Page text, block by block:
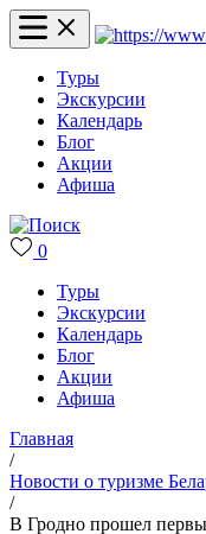
Туры
Экскурсии
Календарь
Блог
Акции
Афиша
0
Туры
Экскурсии
Календарь
Блог
Акции
Афиша
Главная
/
Новости о туризме
/
В Гродно прошел